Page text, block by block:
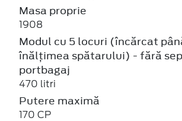
Masa proprie
1908
Modul cu 5 locuri (încărcat
înălțimea spătarului) - fără
portbagaj
470 litri
Putere maximă
170 CP